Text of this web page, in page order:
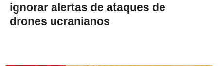
ignorar alertas de ataques de
drones ucranianos